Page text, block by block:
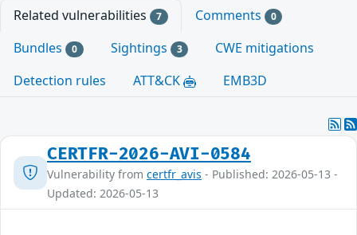
Related vulnerabilities 7 Comments 0
Bundles 0 Sightings 3
CWE mitigations
Detection rules
ATT&CK EMB3D
CERTFR-2026-AVI-0584
Vulnerability from certfr_avis - Published: 2026-05-13 -
Updated: 2026-05-13